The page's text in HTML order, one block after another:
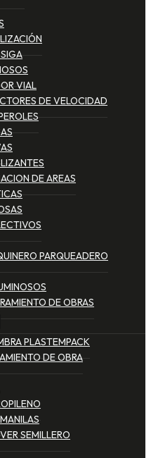
VIAL
DE VELOCIDAD
DE AREAS
PARQUEADERO
DE OBRAS
PLASTEMPACK
DE OBRA
SEMILLERO